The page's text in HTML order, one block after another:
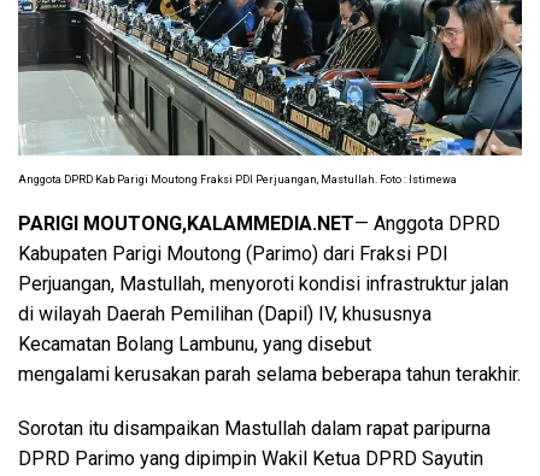
Anggota DPRD Kab Parigi Moutong Fraksi PDI Perjuangan, Mastullah. Foto : Istimewa
PARIGI MOUTONG,KALAMMEDIA.NET— Anggota DPRD
Kabupaten Parigi Moutong (Parimo) dari Fraksi PDI
Perjuangan, Mastullah, menyoroti kondisi infrastruktur jalan
di wilayah Daerah Pemilihan (Dapil) IV, khususnya
Kecamatan Bolang Lambunu, yang disebut
mengalami kerusakan parah selama beberapa tahun terakhir.
Sorotan itu disampaikan Mastullah dalam rapat paripurna
DPRD Parimo yang dipimpin Wakil Ketua DPRD Sayutin